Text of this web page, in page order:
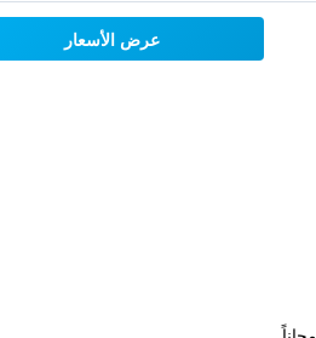
عرض الأسعار